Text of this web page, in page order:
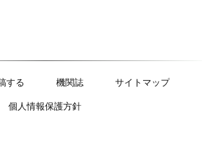
する 機関誌 サイトマップ
個人情報保護方針